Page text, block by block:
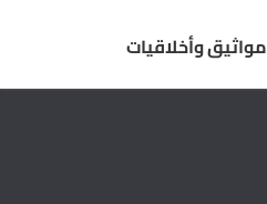
مواثيق وأخلاقيات